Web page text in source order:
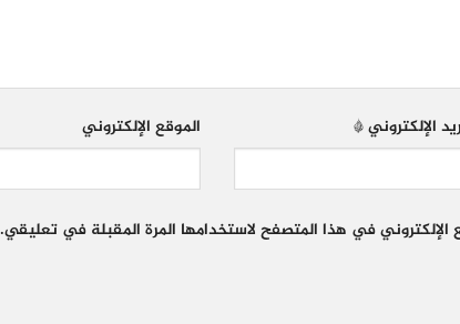
الإلكتروني* الموقع الإلكتروني
الإلكتروني في هذا المتصفح لاستخدامها المرة المقبلة في تعليقي.